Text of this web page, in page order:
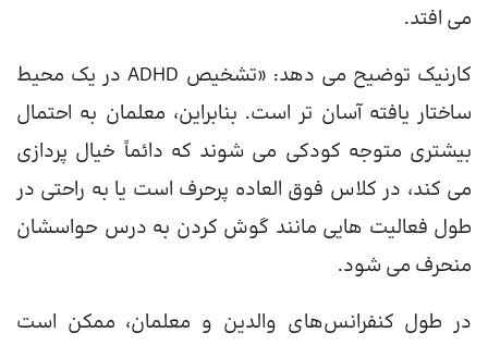
می افتد.
کارنیک توضیح می دهد: «تشخیص ADHD در یک محیط
ساختار یافته آسان تر است. بنابراین، معلمان به احتمال
بیشتری متوجه کودکی می شوند که دائماً خیال پردازی
می کند، در کلاس فوق العاده پرحرف است یا به راحتی در
طول فعالیت هایی مانند گوش کردن به درس حواسشان
منحرف می شود.
در طول کنفرانس‌های والدین و معلمان، ممکن است